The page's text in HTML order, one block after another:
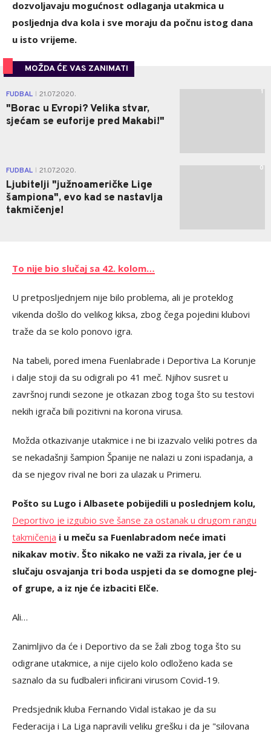
dozvoljavaju mogućnost odlaganja utakmica u
posljednja dva kola i sve moraju da počnu istog dana
u isto vrijeme.
MOŽDA ĆE VAS ZANIMATI
FUDBAL 21.07.2020.
"Borac u Evropi? Velika stvar,
sjećam se euforije pred Makabi!"
1
FUDBAL 21.07.2020.
Ljubitelji "južnoameričke Lige
šampiona", evo kad se nastavlja
takmičenje!
0
To nije bio slučaj sa 42. kolom…
U pretposljednjem nije bilo problema, ali je proteklog
vikenda došlo do velikog kiksa, zbog čega pojedini klubovi
traže da se kolo ponovo igra.
Na tabeli, pored imena Fuenlabrade i Deportiva La Korunje
i dalje stoji da su odigrali po 41 meč. Njihov susret u
završnoj rundi sezone je otkazan zbog toga što su testovi
nekih igrača bili pozitivni na korona virusa.
Možda otkazivanje utakmice i ne bi izazvalo veliki potres da
se nekadašnji šampion Španije ne nalazi u zoni ispadanja, a
da se njegov rival ne bori za ulazak u Primeru.
Pošto su Lugo i Albasete pobijedili u poslednjem kolu,
Deportivo je izgubio sve šanse za ostanak u drugom rangu
takmičenja i u meču sa Fuenlabradom neće imati
nikakav motiv. Što nikako ne važi za rivala, jer će u
slučaju osvajanja tri boda uspjeti da se domogne plej-
of grupe, a iz nje će izbaciti Elče.
Ali…
Zanimljivo da će i Deportivo da se žali zbog toga što su
odigrane utakmice, a nije cijelo kolo odloženo kada se
saznalo da su fudbaleri inficirani virusom Covid-19.
Predsjednik kluba Fernando Vidal istakao je da su
Federacija i La Liga napravili veliku grešku i da je "silovana